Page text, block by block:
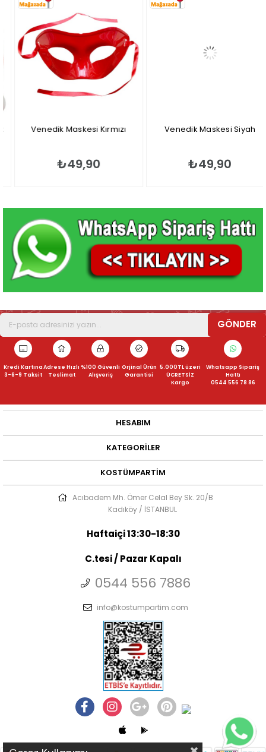
Venedik Maskesi Kırmızı
₺49,90
Venedik Maskesi Siyah
₺49,90
GÖNDER
Kredi Kartına
3-6-9 Taksit
Adrese Hızlı
Teslimat
%100 Güvenli
Alışveriş
Orjinal Ürün
Garantisi
5.000TL üzeri
ÜCRETSİZ
Kargo
Whatsapp Sipariş
Hattı
0544 556 78 86
HESABIM
KATEGORILER
KOSTÜMPARTIM
Acıbadem Mh. Ömer Celal Bey Sk. 20/B
Kadıköy / İSTANBUL
Haftaiçi 13:30-18:30
C.tesi / Pazar Kapalı
0544 556 7886
info@kostumpartim.com